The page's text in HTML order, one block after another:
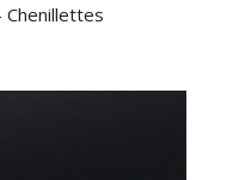
Chenillettes